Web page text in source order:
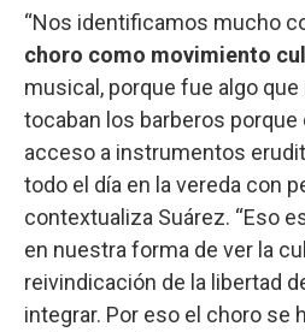
“Nos identificamos mucho
choro como movimiento
musical, porque fue algo que
tocaban los barberos porque
acceso a instrumentos
todo el día en la vereda con
contextualiza Suárez. “Eso
en nuestra forma de ver la
reivindicación de la libertad
integrar. Por eso el choro se